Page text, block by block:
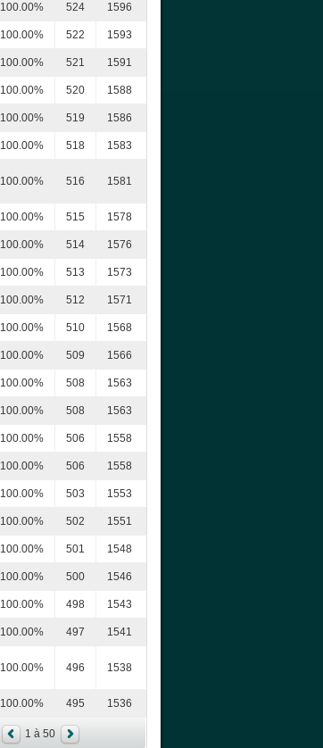
100.00% 524 1596
100.00% 522 1593
100.00% 521 1591
100.00% 520 1588
100.00% 519 1586
100.00% 518 1583
100.00% 516 1581
100.00% 515 1578
100.00% 514 1576
100.00% 513 1573
100.00% 512 1571
100.00% 510 1568
100.00% 509 1566
100.00% 508 1563
100.00% 508 1563
100.00% 506 1558
100.00% 506 1558
100.00% 503 1553
100.00% 502 1551
100.00% 501 1548
100.00% 500 1546
100.00% 498 1543
100.00% 497 1541
100.00% 496 1538
100.00% 495 1536
1 à 50